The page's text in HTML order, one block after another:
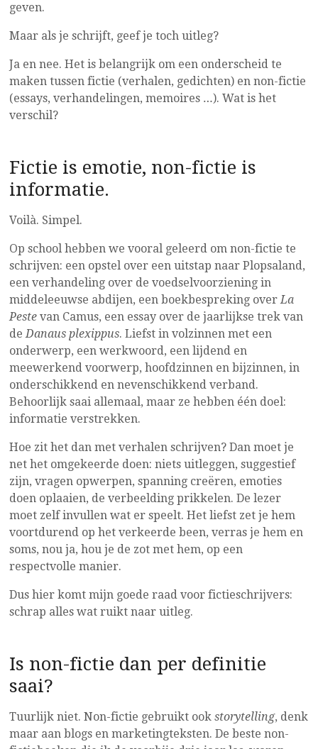
geven.
Maar als je schrijft, geef je toch uitleg?
Ja en nee. Het is belangrijk om een onderscheid te
maken tussen fictie (verhalen, gedichten) en non-fictie
(essays, verhandelingen, memoires …). Wat is het
verschil?
Fictie is emotie, non-fictie is
informatie.
Voilà. Simpel.
Op school hebben we vooral geleerd om non-fictie te
schrijven: een opstel over een uitstap naar Plopsaland,
een verhandeling over de voedselvoorziening in
middeleeuwse abdijen, een boekbespreking overLa
Pestevan Camus, een essay over de jaarlijkse trek van
deDanaus plexippus. Liefst in volzinnen met een
onderwerp, een werkwoord, een lijdend en
meewerkend voorwerp, hoofdzinnen en bijzinnen, in
onderschikkend en nevenschikkend verband.
Behoorlijk saai allemaal, maar ze hebben één doel:
informatie verstrekken.
Hoe zit het dan met verhalen schrijven? Dan moet je
net het omgekeerde doen: niets uitleggen, suggestief
zijn, vragen opwerpen, spanning creëren, emoties
doen oplaaien, de verbeelding prikkelen. De lezer
moet zelf invullen wat er speelt. Het liefst zet je hem
voortdurend op het verkeerde been, verras je hem en
soms, nou ja, hou je de zot met hem, op een
respectvolle manier.
Dus hier komt mijn goede raad voor fictieschrijvers:
schrap alles wat ruikt naar uitleg.
Is non-fictie dan per definitie
saai?
Tuurlijk niet. Non-fictie gebruikt ook storytelling, denk
maar aan blogs en marketingteksten. De beste non-